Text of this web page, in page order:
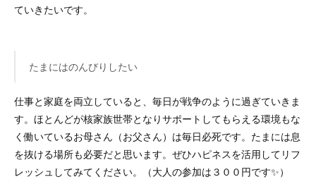
ていきたいです。
たまにはのんびりしたい
仕事と家庭を両立していると、毎日が戦争のように過ぎていきま
す。ほとんどが核家族世帯となりサポートしてもらえる環境もな
く働いているお母さん（お父さん）は毎日必死です。たまには息
を抜ける場所も必要だと思います。ぜひハピネスを活用してリフ
レッシュしてみてください。（大人の参加は３００円です✨）